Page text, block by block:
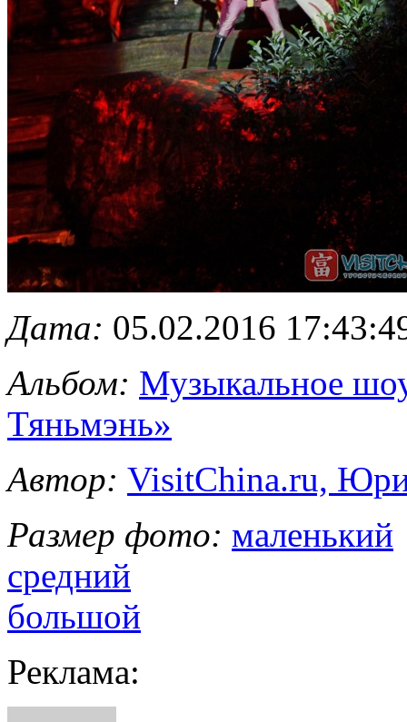
Дата: 05.02.2016
Альбом: Музыкальное
Тяньмэнь»
Автор: VisitChina.ru,
Размер фото: маленький
средний
большой
Реклама: